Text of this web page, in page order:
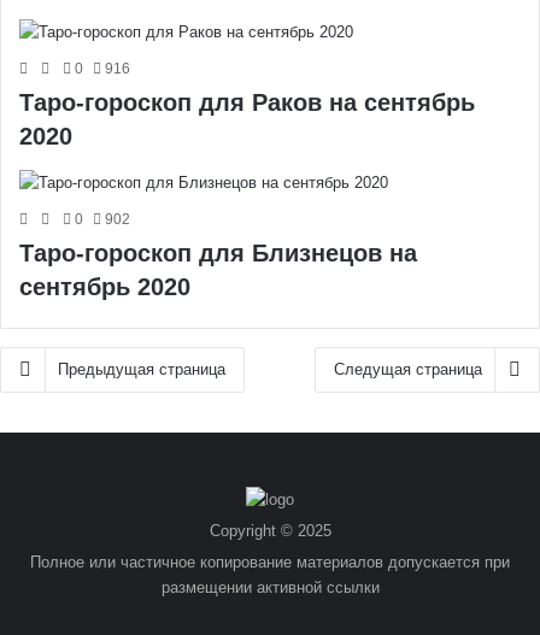
0 916
Таро-гороскоп для Раков на сентябрь
2020
0 902
Таро-гороскоп для Близнецов на
сентябрь 2020
Предыдущая страница Следущая страница
Copyright © 2025
Полное или частичное копирование материалов допускается при
размещении активной ссылки